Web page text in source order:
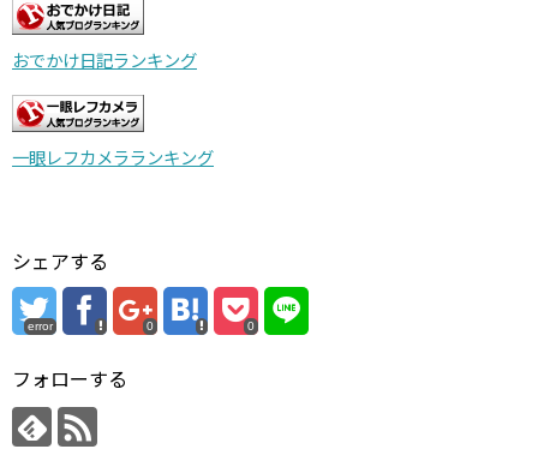
おでかけ日記ランキング
一眼レフカメラランキング
シェアする
error 0 0
フォローする